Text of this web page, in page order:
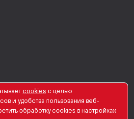
сookies с целью
и удобства пользования веб-
обработку сookies в настройках